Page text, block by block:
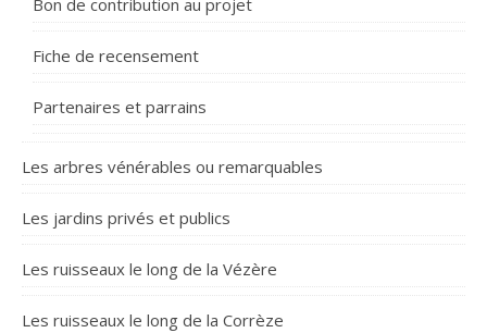
Bon de contribution au projet
Fiche de recensement
Partenaires et parrains
Les arbres vénérables ou remarquables
Les jardins privés et publics
Les ruisseaux le long de la Vézère
Les ruisseaux le long de la Corrèze